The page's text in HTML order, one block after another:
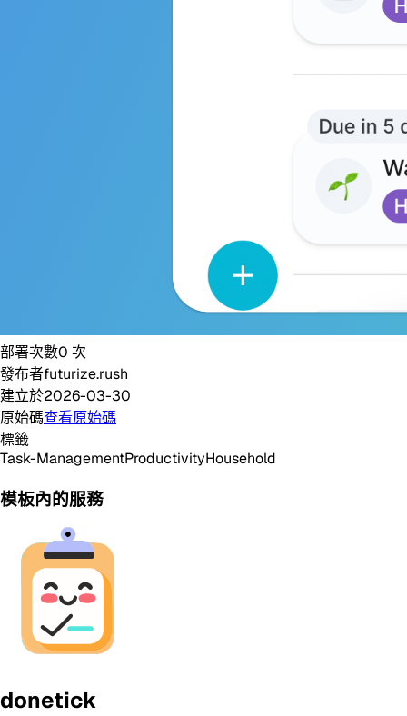
部署次數0 次
發布者futurize.rush
建立於2026-03-30
原始碼查看原始碼
標籤
Task-ManagementProductivityHousehold
模板內的服務
donetick